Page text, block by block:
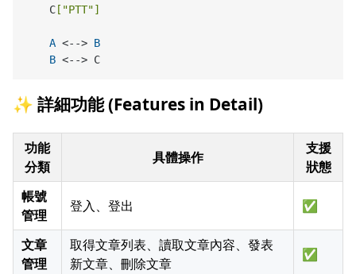
    C
[ "PTT"]
A <--> B
B
✨ 詳細功能 (Features in Detail)
功能
分類
具體操作
支援
狀態
帳號
管理
登入、登出 ✅
文章
管理
取得文章列表、讀取文章內容、發表
新文章、刪除文章
✅